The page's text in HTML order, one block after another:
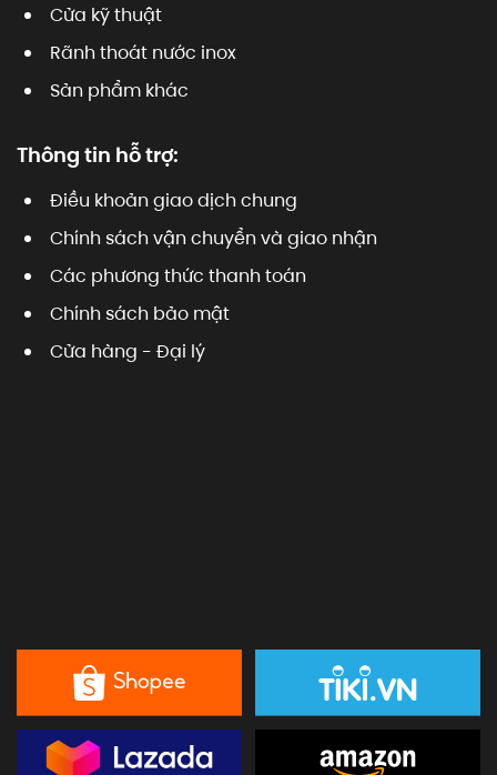
Cửa kỹ thuật
Rãnh thoát nước inox
Sản phẩm khác
Thông tin hỗ trợ:
Điều khoản giao dịch chung
Chính sách vận chuyển và giao nhận
Các phương thức thanh toán
Chính sách bảo mật
Cửa hàng - Đại lý